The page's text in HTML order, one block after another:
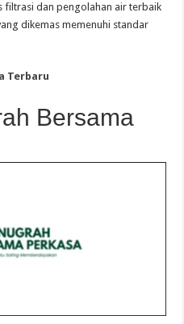
filtrasi dan pengolahan air terbaik
dikemas memenuhi standar
Terbaru
Bersama